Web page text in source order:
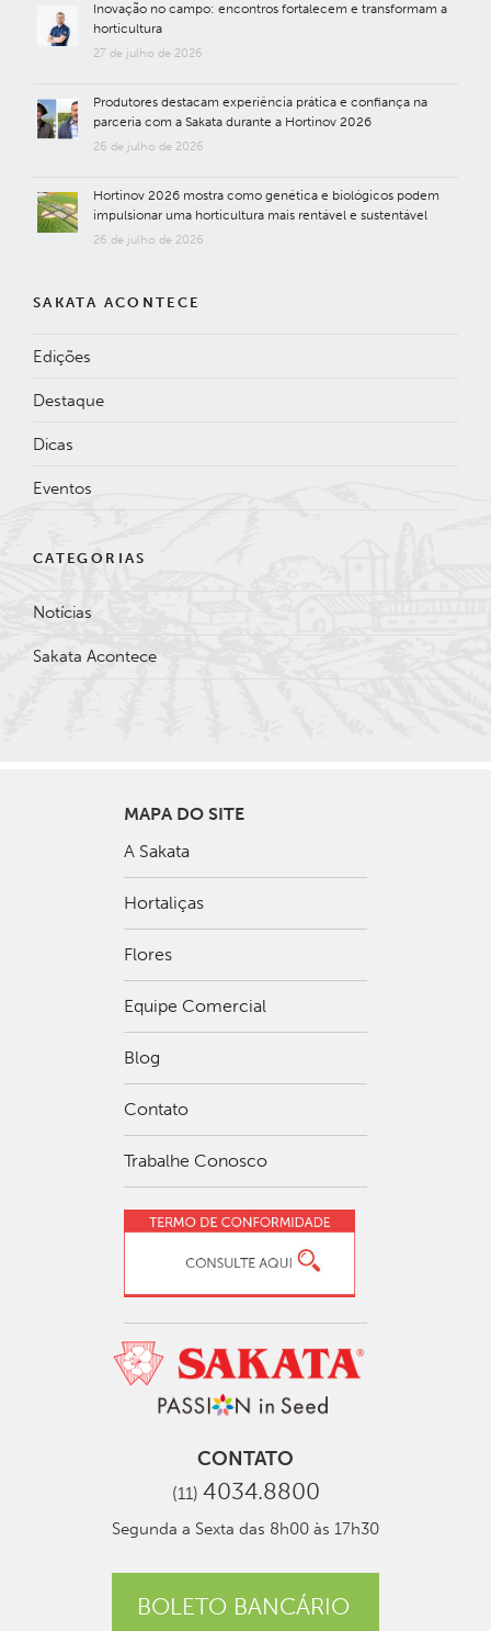
Inovação no campo: encontros fortalecem e transformam a
horticultura
27 de julho de 2026
Produtores destacam experiência prática e confiança na
parceria com a Sakata durante a Hortinov 2026
26 de julho de 2026
Hortinov 2026 mostra como genética e biológicos podem
impulsionar uma horticultura mais rentável e sustentável
26 de julho de 2026
SAKATA ACONTECE
Edições
Destaque
Dicas
Eventos
CATEGORIAS
Notícias
Sakata Acontece
MAPA DO SITE
A Sakata
Hortaliças
Flores
Equipe Comercial
Blog
Contato
Trabalhe Conosco
CONTATO
(11) 4034.8800
Segunda a Sexta das 8h00 às 17h30
BOLETO BANCÁRIO